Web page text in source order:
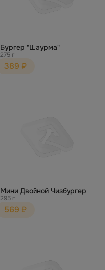
Бургер "Шаурма"
275 г
389 ₽
Мини Двойной Чизбургер
295 г
569 ₽